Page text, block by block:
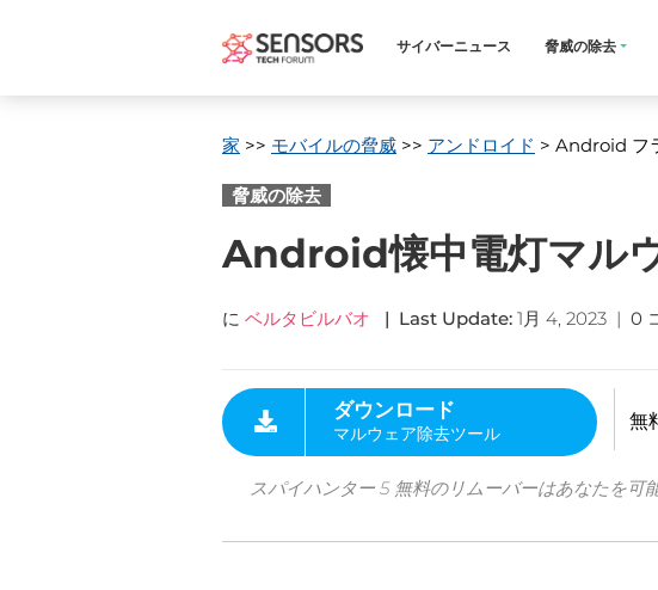
サイバーニュース 脅威の除去
家 >> モバイルの脅威 >> アンドロイド > Android フ
脅威の除去
Android懐中電灯マル
に ベルタビルバオ | Last Update: 1月 4, 2023 | 0
マルウェア除去ツール
無
スパイハンター 5 無料のリムーバーはあなたを可